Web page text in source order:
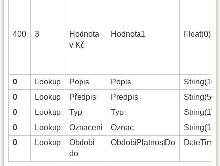
400 3
Hodnota
v Kč
Hodnota1 Float(0)
0 Lookup Popis Popis
0
Lookup Předpis Predpis String(50)
0 Lookup Typ Typ String(1)
0 Lookup Oznaceni Oznac String(15)
0 Lookup
Obdobi
do
ObdobiPlatnostDo